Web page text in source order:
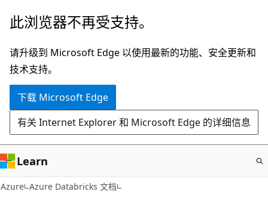
跳
主
要
内
此浏览器不再受支持。
请升级到 Microsoft Edge 以使用最新的功能、安全更新和
技术支持。
下载 Microsoft Edge
有关 Internet Explorer 和 Microsoft Edge 的详细信息
Learn
Azure Azure Databricks 文档